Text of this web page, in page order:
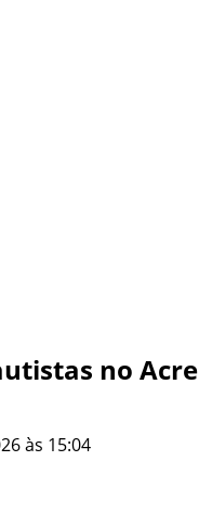
no Acre
às 15:04